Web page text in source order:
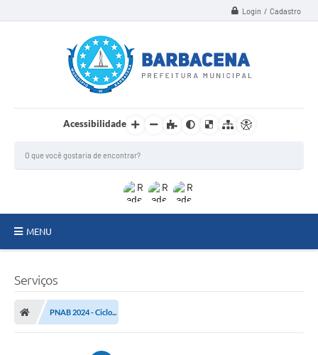
Login / Cadastro
Acessibilidade
MENU
Meio Ambiente
Serviços
PNAB 2024 - Ciclo...